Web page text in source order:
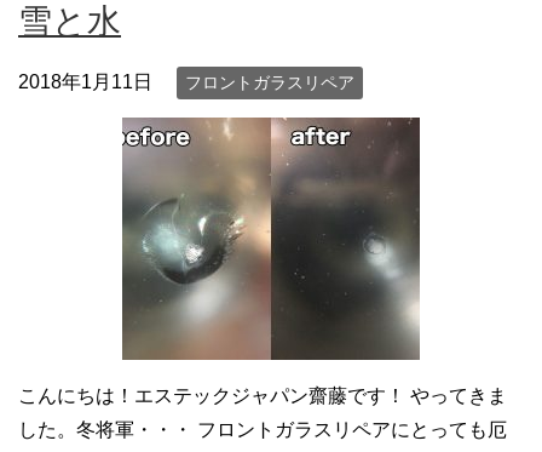
雪と水
2018年1月11日 フロントガラスリペア
こんにちは！エステックジャパン齋藤です！ やってきま
した。冬将軍・・・ フロントガラスリペアにとっても厄